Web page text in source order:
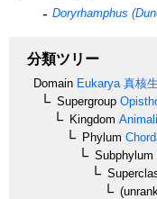
Doryrhamphus
分類ツリー
Domain Eukarya 真核
Supergroup
Kingdom
Phylum
Subphylum